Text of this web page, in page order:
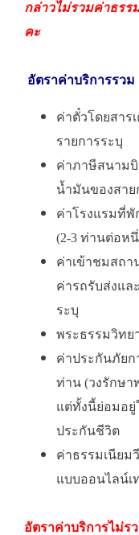
กล่าวไม่รวมค่าธรร
คะ
อัตราค่าบริการรวม
ค่าตั๋วโดยสาร
รายการระบุ
ค่าภาษีสนาม
น้ำมันของสาย
ค่าโรงแรมที่พั
(2-3 ท่านต่อห
ค่าเข้าชมสถา
ค่ารถรับส่งแล
ระบุ
พระธรรมวิทย
ค่าประกันภัยก
ท่าน (วงรักษา
แต่ทั้งนี้ย่อมอ
ประกันชีวิต
ค่าธรรมเนียม
แบบออนไลน์เ
อัตราค่าบริการไม่ร